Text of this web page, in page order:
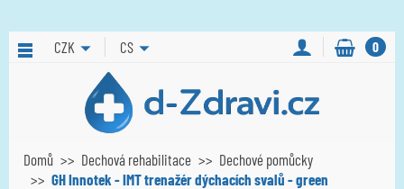
CZK CS 0
Domů Dechová rehabilitace
Dechové pomůcky
GH Innotek - IMT trenažér dýchacích svalů - green